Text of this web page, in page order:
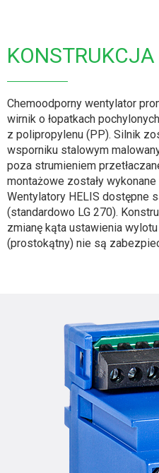
KONSTRUKCJA
Chemoodporny wentylator
wirnik o łopatkach
z polipropylenu (PP). Silnik
wsporniku stalowym
poza strumieniem
montażowe zostały
Wentylatory HELIS dostępne
(standardowo LG 270).
zmianę kąta ustawienia
(prostokątny) nie są